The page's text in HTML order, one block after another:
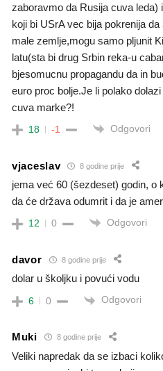
zaboravmo da Rusija cuva leda)
koji bi USrA vec bija pokrenija
male zemlje,mogu samo pljunit
latu(sta bi drug Srbin reka-u
bjesomucnu propagandu da in
euro proc bolje.Je li polako
cuva marke?!
18 -1 Odgovori
vjaceslav 8 godine prije
jema već 60 (šezdeset) godin, o
da će država odumrit i da je
12 0 Odgovori
davor 8 godine prije
dolar u školjku i povući vodu
6 0 Odgovori
Muki 8 godine prije
Veliki napredak da se izbaci